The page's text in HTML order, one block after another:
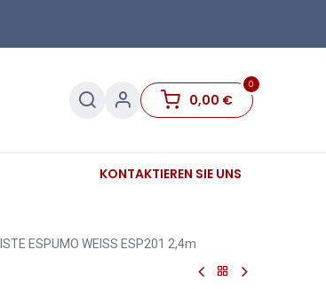
0
0,00 €
Sockelleisten Sale
KONTAKTIEREN SIE UNS
ESPUMO WEISS ESP201 2,4m